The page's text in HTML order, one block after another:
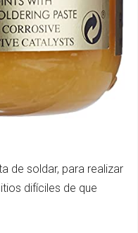
de soldar, para realizar
difíciles de que